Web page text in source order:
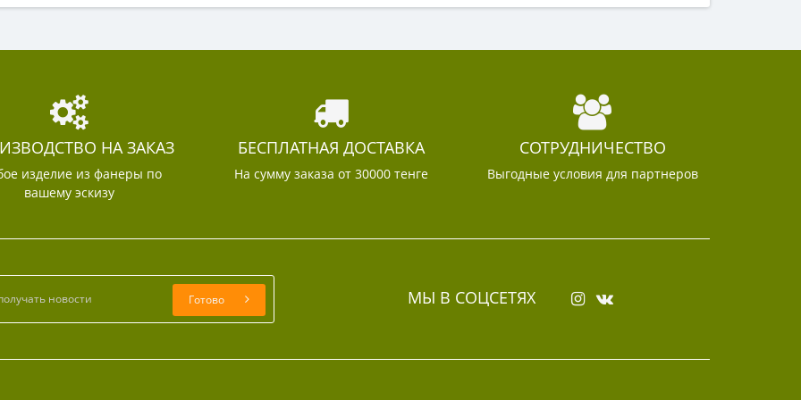
НА ЗАКАЗ
изделие из фанеры по
вашему эскизу
БЕСПЛАТНАЯ ДОСТАВКА
На сумму заказа от 30000 тенге
СОТРУДНИЧЕСТВО
Выгодные условия для партнеров
Готово МЫ В СОЦСЕТЯХ